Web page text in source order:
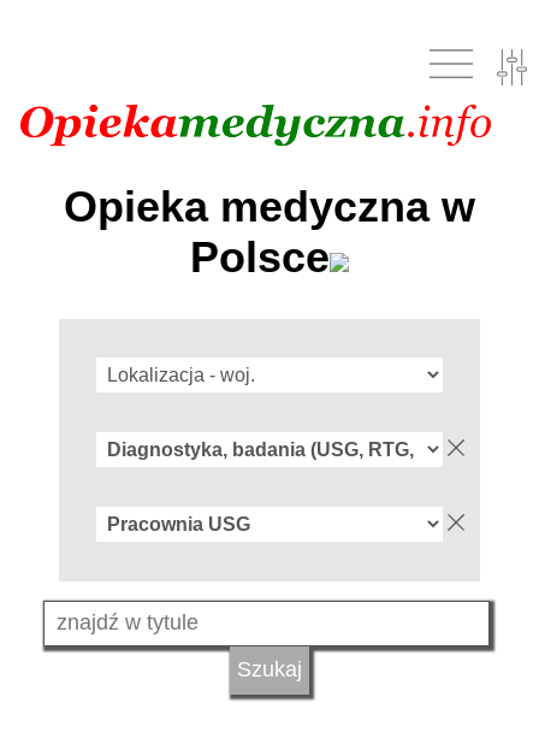
Opieka medyczna w
Polsce